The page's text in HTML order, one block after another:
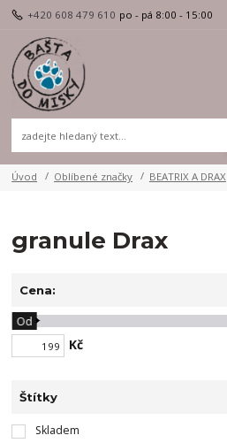
+420 608 479 610 po - pá 8:00 - 15:00
Úvod Oblíbené značky BEATRIX A DRAX
granule Drax
Cena:
Kč
Od
Štítky
Skladem